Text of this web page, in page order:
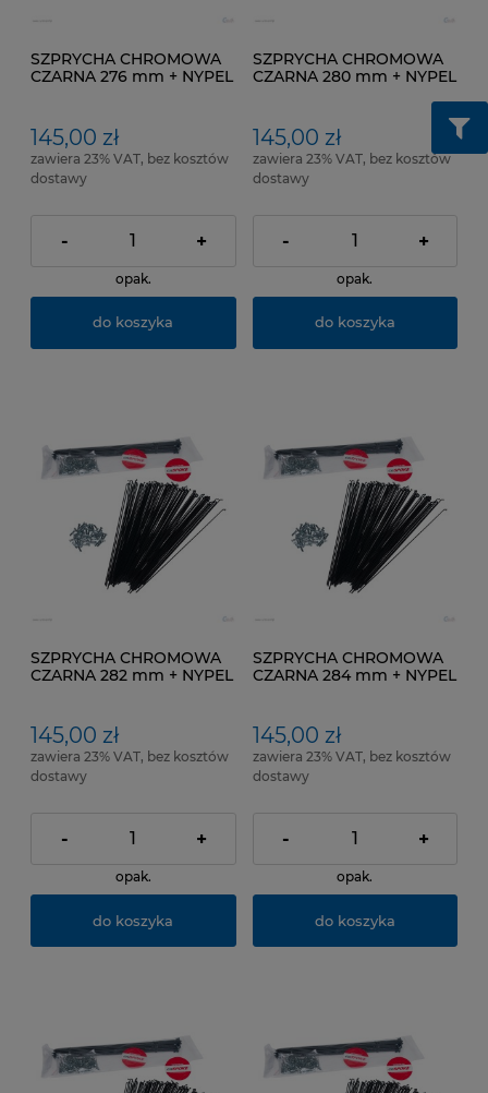
SZPRYCHA CHROMOWA
CZARNA 276 mm + NYPEL
145,00 zł
zawiera 23% VAT, bez kosztów
dostawy
- +
opak.
do koszyka
SZPRYCHA CHROMOWA
CZARNA 280 mm + NYPEL
145,00 zł
zawiera 23% VAT, bez kosztów
dostawy
- +
opak.
do koszyka
SZPRYCHA CHROMOWA
CZARNA 282 mm + NYPEL
145,00 zł
zawiera 23% VAT, bez kosztów
dostawy
- +
opak.
do koszyka
SZPRYCHA CHROMOWA
CZARNA 284 mm + NYPEL
145,00 zł
zawiera 23% VAT, bez kosztów
dostawy
- +
opak.
do koszyka